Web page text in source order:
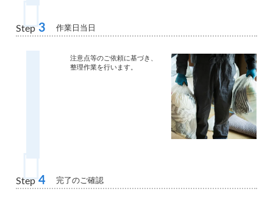
Step 3 作業日当日
注意点等のご依頼に基づき、
整理作業を行います。
Step 4 完了のご確認